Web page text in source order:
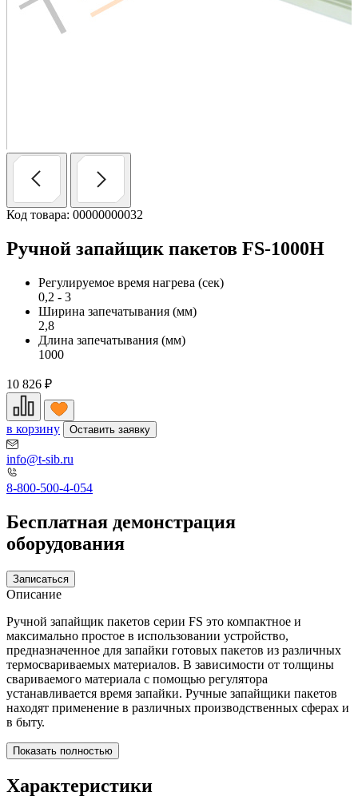
Код товара: 00000000032
Ручной запайщик пакетов FS-1000H
Регулируемое время нагрева (сек)
0,2 - 3
Ширина запечатывания (мм)
2,8
Длина запечатывания (мм)
1000
10 826 ₽
в корзину Оставить заявку
info@t-sib.ru
8-800-500-4-054
Бесплатная демонстрация
оборудования
Записаться
Описание
Ручной запайщик пакетов серии FS это компактное и
максимально простое в использовании устройство,
предназначенное для запайки готовых пакетов из различных
термосвариваемых материалов. В зависимости от толщины
свариваемого материала с помощью регулятора
устанавливается время запайки. Ручные запайщики пакетов
находят применение в различных производственных сферах и
в быту.
Показать полностью
Характеристики